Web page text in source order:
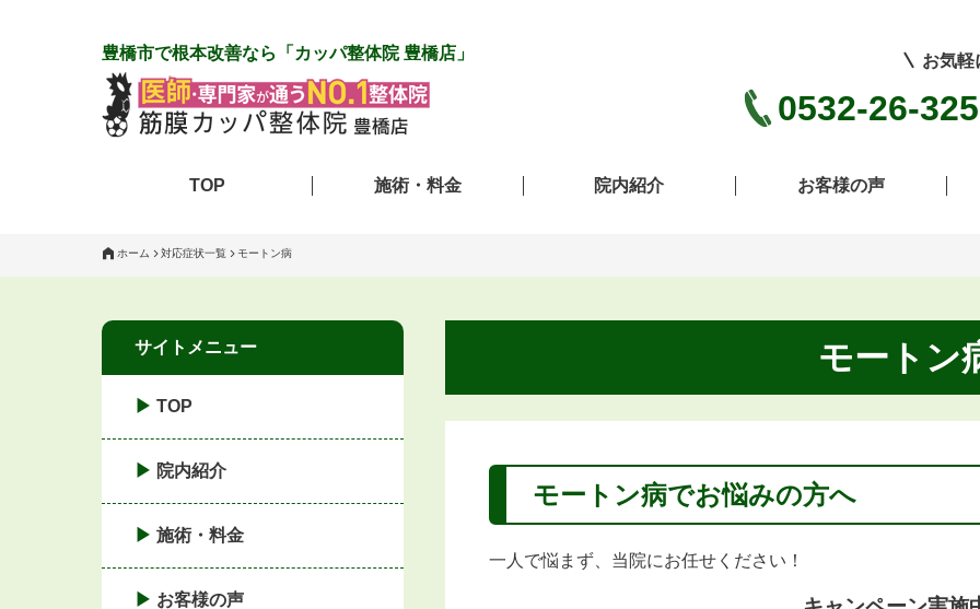
豊橋市で根本改善なら「カッパ整体院 豊橋店」 お気軽
0532-26-
TOP 施術・料金 院内紹介 お客様の声
ホーム 対応症状一覧 モートン病
モートン
モートン病でお悩みの方へ
一人で悩まず、当院にお任せください！
サイトメニュー
TOP
院内紹介
施術・料金
お客様の声